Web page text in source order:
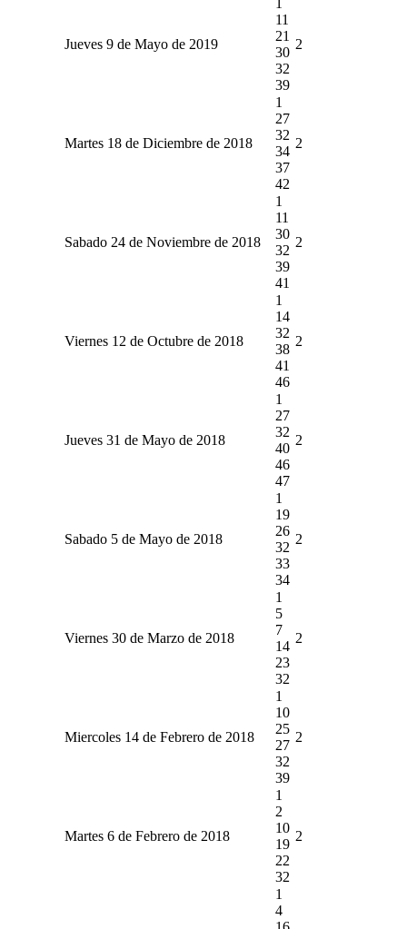
Jueves 9 de Mayo de 2019
11
21
30
32
39
2
Martes 18 de Diciembre de 2018
1
27
32
34
37
42
2
Sabado 24 de Noviembre de 2018
1
11
30
32
39
41
2
Viernes 12 de Octubre de 2018
1
14
32
38
41
46
2
Jueves 31 de Mayo de 2018
1
27
32
40
46
47
2
Sabado 5 de Mayo de 2018
1
19
26
32
33
34
2
Viernes 30 de Marzo de 2018
1
5
7
14
23
32
2
Miercoles 14 de Febrero de 2018
1
10
25
27
32
39
2
Martes 6 de Febrero de 2018
1
2
10
19
22
32
2
1
4